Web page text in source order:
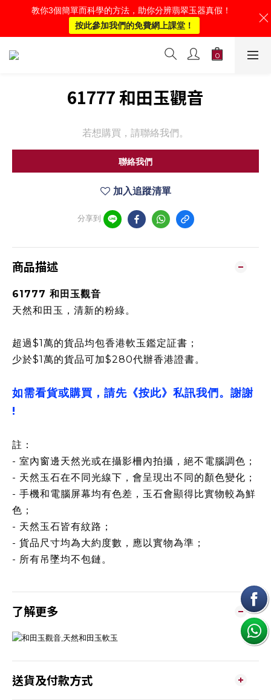
61777 和田玉觀音
若想購買，請聯絡我們。
聯絡我們
加入追蹤清單
分享到
商品描述
61777 和田玉觀音
天然和田玉，清新的粉綠。
超過$1萬的貨品均包香港軟玉鑑定証書；
少於$1萬的貨品可加$280代辦香港證書。
如需看貨或購買，請先《按此》私訊我們。謝謝
!
註：
- 室內窗邊天然光或在攝影柵內拍攝，絕不電腦調色；
- 天然玉石在不同光線下，會呈現出不同的顏色變化；
- 手機和電腦屏幕均有色差，玉石會顯得比實物較為鮮
色；
- 天然玉石皆有紋路；
- 貨品尺寸均為大約度數，應以實物為準；
- 所有吊墜均不包鏈。
了解更多
送貨及付款方式
教你3個簡單而科學的方法，助你分辨翡翠玉器真假！
按此參加我們的免費網上課堂！